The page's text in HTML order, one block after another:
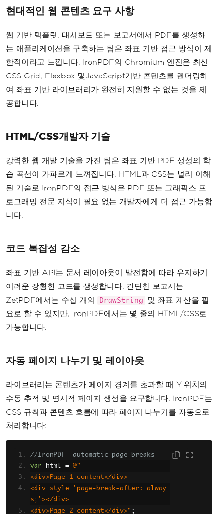
현대적인 웹 콘텐츠 요구 사항
웹 기반 템플릿, 대시보드 또는 보고서에서 PDF를 생성하
는 애플리케이션을 구축하는 팀은 좌표 기반 접근 방식이 제
한적이라고 느낍니다. IronPDF의 Chromium 엔진은 최신
CSS Grid, Flexbox 및JavaScript기반 콘텐츠를 렌더링하
여 좌표 기반 라이브러리가 완전히 지원할 수 없는 것을 제
공합니다.
HTML/CSS개발자 기술
강력한 웹 개발 기술을 가진 팀은 좌표 기반 PDF 생성의 학
습 곡선이 가파르게 느껴집니다. HTML과 CSS는 널리 이해
된 기술로 IronPDF의 접근 방식은 PDF 또는 그래픽스 프
로그래밍 전문 지식이 필요 없는 개발자에게 더 접근 가능합
니다.
코드 복잡성 감소
좌표 기반 API는 문서 레이아웃이 발전함에 따라 유지하기
어려운 장황한 코드를 생성합니다. 간단한 보고서는
ZetPDF에서는 수십 개의
DrawString
및 좌표 계산을 필
요로 할 수 있지만, IronPDF에서는 몇 줄의 HTML/CSS로
가능합니다.
자동 페이지 나누기 및 레이아웃
라이브러리는 콘텐츠가 페이지 경계를 초과할 때 Y 위치의
수동 추적 및 명시적 페이지 생성을 요구합니다. IronPDF는
CSS 규칙과 콘텐츠 흐름에 따라 페이지 나누기를 자동으로
처리합니다:
//IronPDF- automatic page breaks
var html =
@"
<div>Page 1 content</div>
<div style='page-break-after: alway
s;'></div>
<div>Page 2 content</div>" ;